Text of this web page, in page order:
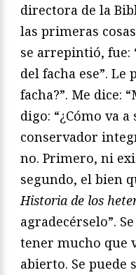
directora de la
las primeras
se arrepintió, fue:
del facha ese”. Le
facha?”. Me dice:
digo: “¿Cómo va
conservador
no. Primero, ni
segundo, el bien
Historia de los
agradecérselo”.
tener mucho que
abierto. Se puede